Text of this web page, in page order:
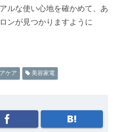
ルな使い心地を確かめて、あ
ンが見つかりますように
ケア 美容家電